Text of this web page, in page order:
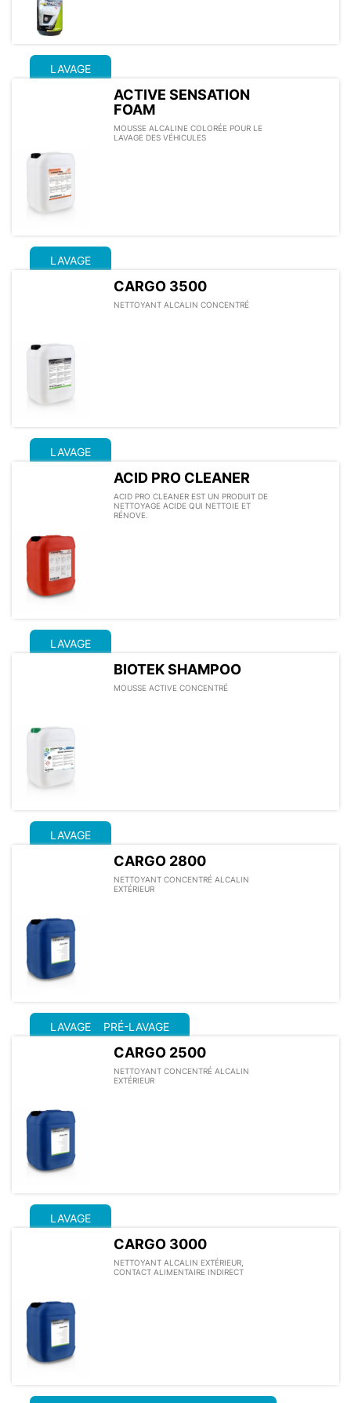
LAVAGE
ACTIVE SENSATION
FOAM
MOUSSE ALCALINE COLORÉE POUR LE
LAVAGE DES VÉHICULES
LAVAGE
CARGO 3500
NETTOYANT ALCALIN CONCENTRÉ
LAVAGE
ACID PRO CLEANER
ACID PRO CLEANER EST UN PRODUIT DE
NETTOYAGE ACIDE QUI NETTOIE ET
RÉNOVE.
LAVAGE
BIOTEK SHAMPOO
MOUSSE ACTIVE CONCENTRÉ
LAVAGE
CARGO 2800
NETTOYANT CONCENTRÉ ALCALIN
EXTÉRIEUR
LAVAGE PRÉ-LAVAGE
CARGO 2500
NETTOYANT CONCENTRÉ ALCALIN
EXTÉRIEUR
LAVAGE
CARGO 3000
NETTOYANT ALCALIN EXTÉRIEUR,
CONTACT ALIMENTAIRE INDIRECT